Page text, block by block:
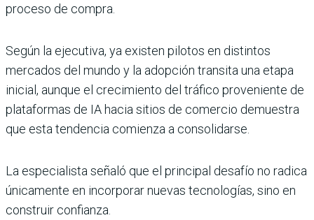
proceso de compra.
Según la ejecutiva, ya existen pilotos en distintos
mercados del mundo y la adopción transita una etapa
inicial, aunque el crecimiento del tráfico proveniente de
plataformas de IA hacia sitios de comercio demuestra
que esta tendencia comienza a consolidarse.
La especialista señaló que el principal desafío no radica
únicamente en incorporar nuevas tecnologías, sino en
construir confianza.